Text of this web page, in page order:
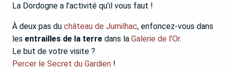
La Dordogne a l’activité qu’il vous faut !
À deux pas du château de Jumilhac, enfoncez-vous dans
les entrailles de la terre dans la Galerie de l’Or.
Le but de votre visite ?
Percer le Secret du Gardien !